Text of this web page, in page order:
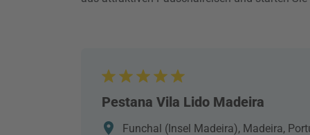
Pestana Vila Lido Madeira
Funchal (Insel Madeira), Madeira,